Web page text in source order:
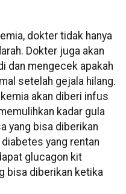
dokter tidak hanya
Dokter juga akan
dan mengecek apakah
setelah gejala hilang.
akan diberi infus
kadar gula
yang bisa diberikan
yang rentan
glucagon kit
bisa diberikan ketika